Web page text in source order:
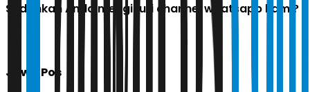
Sudahkah Anda mengikuti channel whatsapp kami?
Jawa Pos